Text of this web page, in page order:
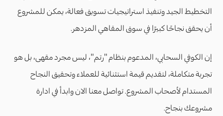
التخطيط الجيد وتنفيذ استراتيجيات تسويق فعالة، يمكن للمشروع
أن يحقق نجاحًا كبيرًا في سوق المقاهي المزدهر.
إن الكوفي السحابي، المدعوم بنظام "رتم"، ليس مجرد مقهى، بل هو
تجربة متكاملة، لتقديم قيمة استثنائية للعملاء وتحقيق النجاح
المستدام لأصحاب المشروع. تواصل معنا الان وابدأ في ادارة
مشروعك بنجاح.